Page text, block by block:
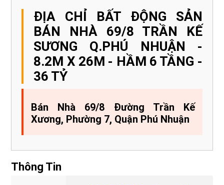
ĐỊA CHỈ BẤT ĐỘNG SẢN
BÁN NHÀ 69/8 TRẦN KẾ
SƯƠNG Q.PHÚ NHUẬN -
8.2M X 26M - HẦM 6 TẦNG -
36 TỶ
Bán Nhà 69/8 Đường Trần Kế
Xương, Phường 7, Quận Phú Nhuận
Thông Tin